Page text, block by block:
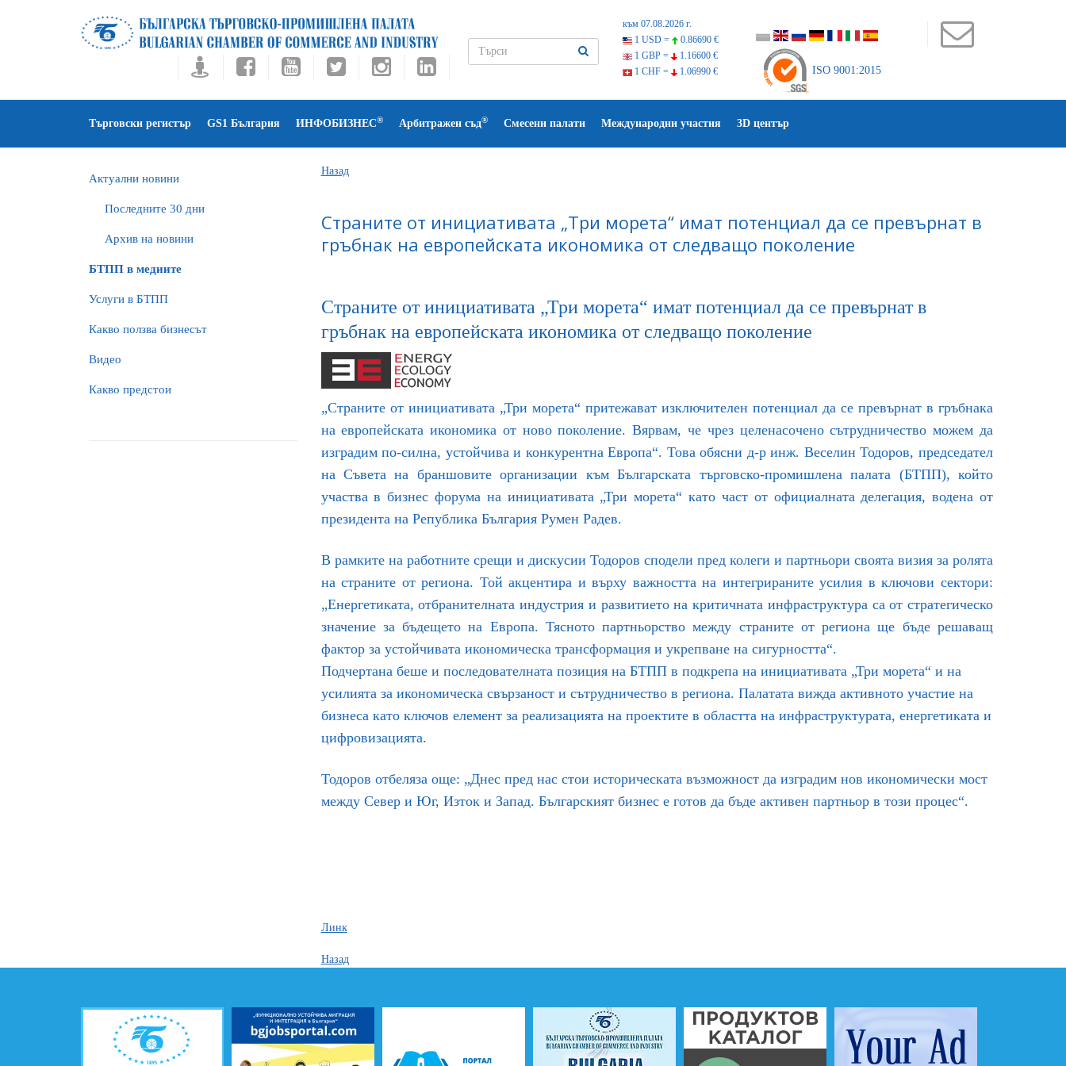
към 07.08.2026 г.
1 USD =
0.86690 €
1 GBP =
1.16600 €
1 CHF =
1.06990 € ISO 9001:2015
Търговски регистър GS1 България ИНФОБИЗНЕС® Арбитражен съд® Смесени палати Международни участия 3D център
Актуални новини
Последните 30 дни
Архив на новини
БTПП в медиите
Услуги в БТПП
Какво ползва бизнесът
Видео
Какво предстои
Назад
Страните от инициативата „Три морета“ имат потенциал да се превърнат в
гръбнак на европейската икономика от следващо поколение
Страните от инициативата „Три морета“ имат потенциал да се превърнат в
гръбнак на европейската икономика от следващо поколение
„Страните от инициативата „Три морета“ притежават изключителен потенциал да се превърнат в гръбнака
на европейската икономика от ново поколение. Вярвам, че чрез целенасочено сътрудничество можем да
изградим по-силна, устойчива и конкурентна Европа“. Това обясни д-р инж. Веселин Тодоров, председател
на Съвета на браншовите организации към Българската търговско-промишлена палата (БТПП), който
участва в бизнес форума на инициативата „Три морета“ като част от официалната делегация, водена от
президента на Република България Румен Радев.
В рамките на работните срещи и дискусии Тодоров сподели пред колеги и партньори своята визия за ролята
на страните от региона. Той акцентира и върху важността на интегрираните усилия в ключови сектори:
„Енергетиката, отбранителната индустрия и развитието на критичната инфраструктура са от стратегическо
значение за бъдещето на Европа. Тясното партньорство между страните от региона ще бъде решаващ
фактор за устойчивата икономическа трансформация и укрепване на сигурността“.
Подчертана беше и последователната позиция на БТПП в подкрепа на инициативата „Три морета“ и на
усилията за икономическа свързаност и сътрудничество в региона. Палатата вижда активното участие на
бизнеса като ключов елемент за реализацията на проектите в областта на инфраструктурата, енергетиката и
цифровизацията.
Тодоров отбеляза още: „Днес пред нас стои историческата възможност да изградим нов икономически мост
между Север и Юг, Изток и Запад. Българският бизнес е готов да бъде активен партньор в този процес“.
Линк
Назад